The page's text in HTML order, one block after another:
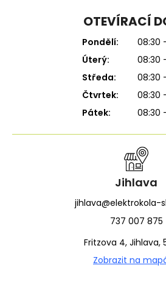
OTEVÍRACÍ
Pondělí:
08:30
Úterý:
08:30
Středa:
08:30
Čtvrtek:
08:30
Pátek:
08:30
Jihlava
jihlava@elektrokola-
737 007 875
Fritzova 4, Jihlava,
Zobrazit na